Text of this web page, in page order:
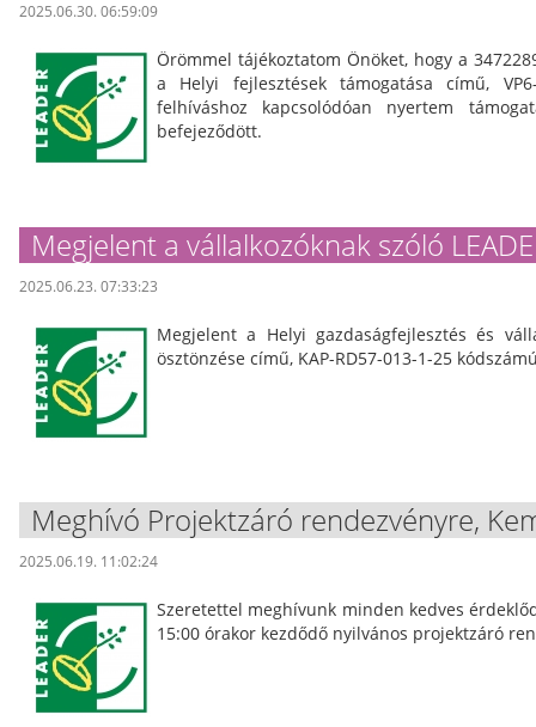
2025.06.30. 06:59:09
Örömmel tájékoztatom Önöket, hogy a
a Helyi fejlesztések támogatása című, VP6-
felhíváshoz kapcsolódóan nyertem
befejeződött.
Megjelent a vállalkozóknak szóló
2025.06.23. 07:33:23
Megjelent a Helyi gazdaságfejlesztés és
ösztönzése című, KAP-RD57-013-1-25
Meghívó Projektzáró rendezvényre,
2025.06.19. 11:02:24
Szeretettel meghívunk minden kedves
15:00 órakor kezdődő nyilvános projektzáró